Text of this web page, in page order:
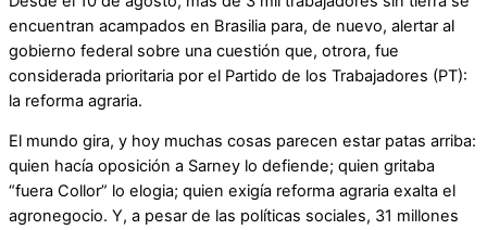
encuentran acampados en Brasilia para, de nuevo, alertar al
gobierno federal sobre una cuestión que, otrora, fue
considerada prioritaria por el Partido de los Trabajadores (PT):
la reforma agraria.
El mundo gira, y hoy muchas cosas parecen estar patas arriba:
quien hacía oposición a Sarney lo defiende; quien gritaba
“fuera Collor” lo elogia; quien exigía reforma agraria exalta el
agronegocio. Y, a pesar de las políticas sociales, 31 millones